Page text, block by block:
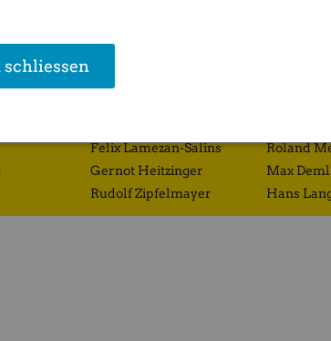
Felix Lamezan-Salins
Gernot Heitzinger
Rudolf Zipfelmayer
Roland
Max Deml
Hans